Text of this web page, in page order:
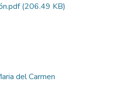
(206.49 KB)
del Carmen